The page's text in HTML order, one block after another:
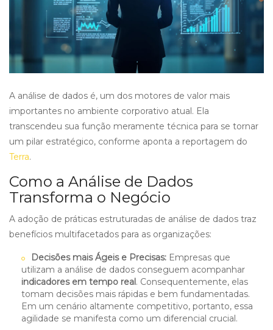
A análise de dados é, um dos motores de valor mais
importantes no ambiente corporativo atual. Ela
transcendeu sua função meramente técnica para se tornar
um pilar estratégico, conforme aponta a reportagem do
Terra.
Como a Análise de Dados
Transforma o Negócio
A adoção de práticas estruturadas de análise de dados traz
benefícios multifacetados para as organizações:
Decisões mais Ágeis e Precisas: Empresas que
utilizam a análise de dados conseguem acompanhar
indicadores em tempo real. Consequentemente, elas
tomam decisões mais rápidas e bem fundamentadas.
Em um cenário altamente competitivo, portanto, essa
agilidade se manifesta como um diferencial crucial.